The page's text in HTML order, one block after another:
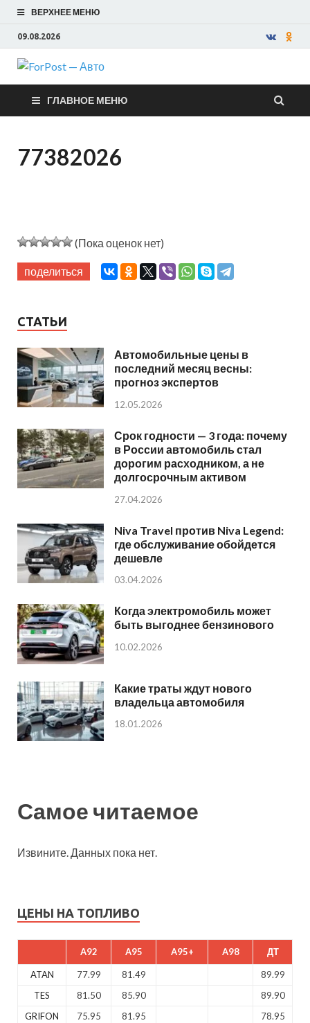
ВЕРХНЕЕ МЕНЮ
09.08.2026
ForPost —
Авто
ГЛАВНОЕ МЕНЮ
77382026
(Пока оценок нет)
поделиться
СТАТЬИ
Автомобильные цены в
последний месяц весны:
прогноз экспертов
12.05.2026
Срок годности — 3 года: почему
в России автомобиль стал
дорогим расходником, а не
долгосрочным активом
27.04.2026
Niva Travel против Niva Legend:
где обслуживание обойдется
дешевле
03.04.2026
Когда электромобиль может
быть выгоднее бензинового
10.02.2026
Какие траты ждут нового
владельца автомобиля
18.01.2026
Самое читаемое
Извините. Данных пока нет.
ЦЕНЫ НА ТОПЛИВО
A92 A95 A95+ A98 ДТ
ATAN 77.99 81.49
89.99
TES
81.50 85.90
89.90
GRIFON
75.95 81.95 78.95